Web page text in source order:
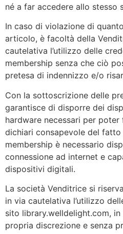
né a far accedere allo stesso
In caso di violazione di
articolo, è facoltà della
cautelativa l’utilizzo delle
membership senza che ciò
pretesa di indennizzo e/o
Con la sottoscrizione delle
garantisce di disporre dei
hardware necessari per
dichiari consapevole del
membership è necessario
connessione ad internet e
dispositivi digitali.
La società Venditrice si
in via cautelativa l’utilizzo
sito library.welldelight.com,
propria discrezione e senza